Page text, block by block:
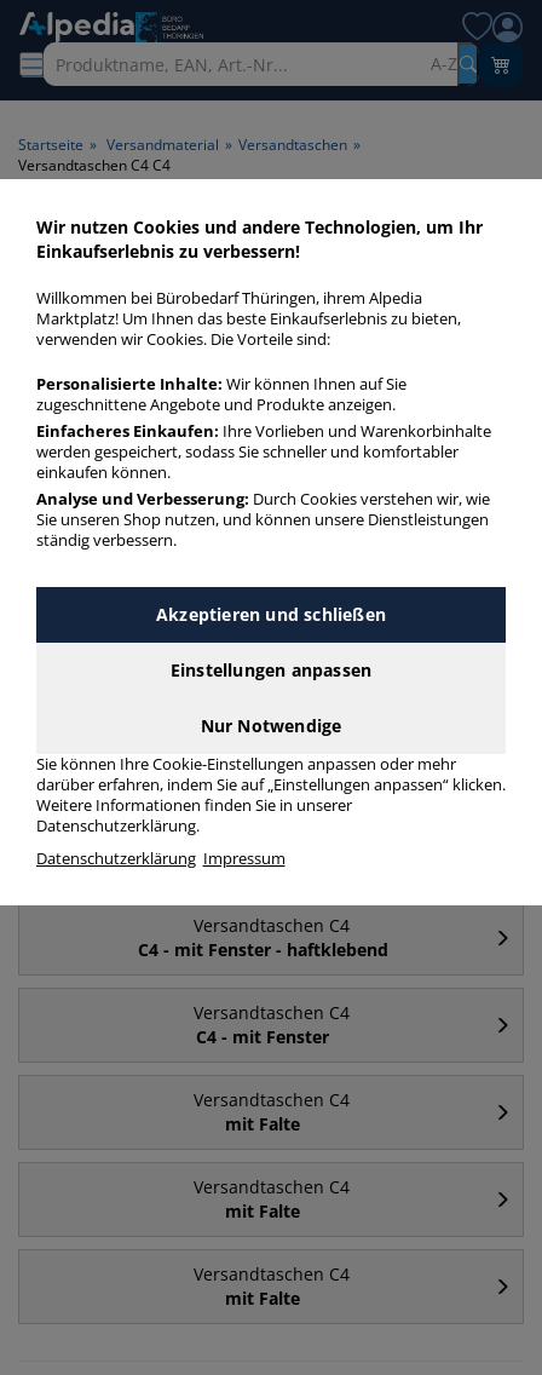
A-Z
Startseite » Versandmaterial » Versandtaschen »
Versandtaschen C4 C4
Versandtaschen C4 C4 >
Format C4
Versandtaschen C4 C4 in bester Qualität zum günstigen
Filter-Funktion.
Versandtaschen C4 C4
mehr Infos zur Kategorie
Versandtaschen C4
ohne Fenster
mit Fenster
Versandtaschen C4
C4
Versandtaschen C4
C4 - mit Fenster - haftklebend
Versandtaschen C4
C4 - mit Fenster
Versandtaschen C4
mit Falte
Versandtaschen C4
mit Falte
Versandtaschen C4
mit Falte
Wir nutzen Cookies und andere Technologien, um Ihr
Einkaufserlebnis zu verbessern!
Willkommen bei Bürobedarf Thüringen, ihrem Alpedia
Marktplatz! Um Ihnen das beste Einkaufserlebnis zu bieten,
verwenden wir Cookies. Die Vorteile sind:
Personalisierte Inhalte: Wir können Ihnen auf Sie
zugeschnittene Angebote und Produkte anzeigen.
Einfacheres Einkaufen: Ihre Vorlieben und Warenkorbinhalte
werden gespeichert, sodass Sie schneller und komfortabler
einkaufen können.
Analyse und Verbesserung: Durch Cookies verstehen wir, wie
Sie unseren Shop nutzen, und können unsere Dienstleistungen
ständig verbessern.
Akzeptieren und schließen
Einstellungen anpassen
Nur Notwendige
Sie können Ihre Cookie-Einstellungen anpassen oder mehr
darüber erfahren, indem Sie auf „Einstellungen anpassen“ klicken.
Weitere Informationen finden Sie in unserer
Datenschutzerklärung.
Datenschutzerklärung Impressum